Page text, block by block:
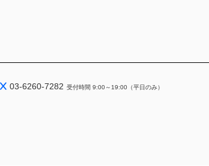
03-6260-7282 受付時間 9:00～19:00（平日のみ）